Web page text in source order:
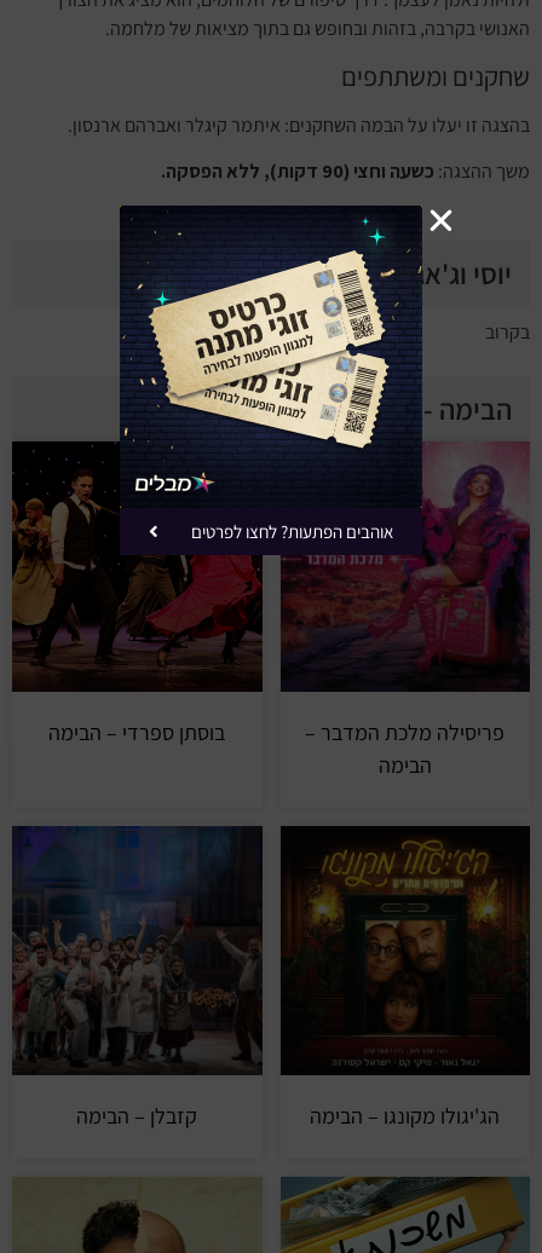
האנושי בקרבה, בזהות ובחופש גם בתוך מציאות של מלחמה.
שחקנים ומשתתפים
בהצגה זו יעלו על הבמה השחקנים: איתמר קיגלר ואברהם ארנסון.
משך ההצגה: כשעה וחצי (90 דקות), ללא הפסקה.
יוסי וג'אגר - טריילר
בקרוב
הבימה - הצגות נוספות
פריסילה מלכת המדבר –
הבימה
בוסתן ספרדי – הבימה
הג'יגולו מקונגו – הבימה קזבלן – הבימה
אוהבים הפתעות? לחצו לפרטים